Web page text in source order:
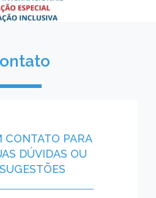
CONTATO PARA
DÚVIDAS OU